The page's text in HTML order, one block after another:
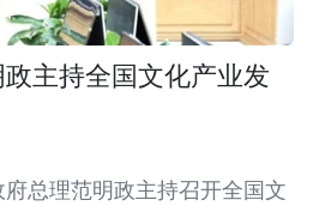
主持全国文化产业发
府总理范明政主持召开全国文